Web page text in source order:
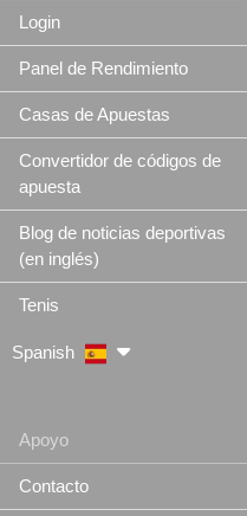
Login
Panel de Rendimiento
Casas de Apuestas
Convertidor de códigos de
apuesta
Blog de noticias deportivas
(en inglés)
Tenis
Spanish
Apoyo
Contacto